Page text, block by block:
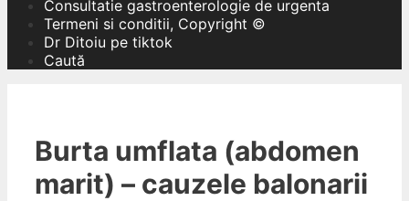
Consultatie gastroenterologie de urgenta
Termeni si conditii, Copyright ©
Dr Ditoiu pe tiktok
Caută
Burta umflata (abdomen
marit) – cauzele balonarii